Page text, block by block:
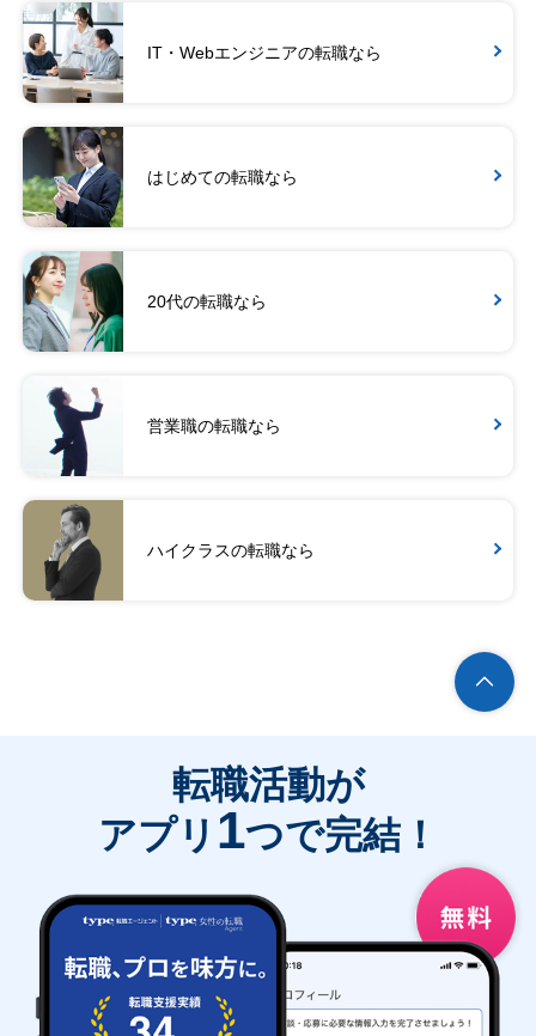
IT・Webエンジニアの転職なら
はじめての転職なら
20代の転職なら
営業職の転職なら
ハイクラスの転職なら
転職活動が
アプリ 1つで完結！